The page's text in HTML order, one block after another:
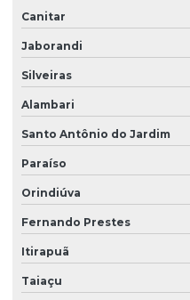
Canitar
Jaborandi
Silveiras
Alambari
Santo Antônio do Jardim
Paraíso
Orindiúva
Fernando Prestes
Itirapuã
Taiaçu